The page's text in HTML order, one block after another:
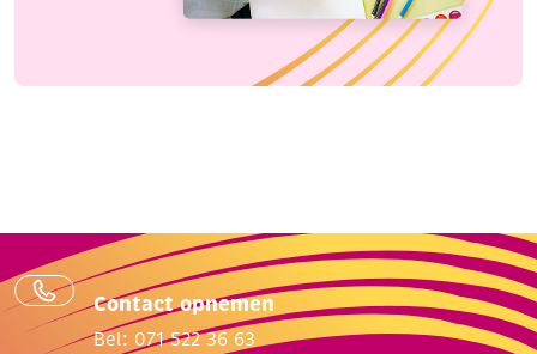
Contact opnemen
Bel: 071 522 36 63